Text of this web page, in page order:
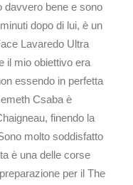
davvero bene e sono
dopo di lui, è un
Lavaredo Ultra
il mio obiettivo era
essendo in perfetta
Csaba è
finendo la
molto soddisfatto
è una delle corse
per il The